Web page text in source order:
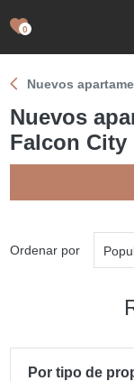
0
Nuevos
Nuevos
Falcon
Ordenar por
Por tipo de